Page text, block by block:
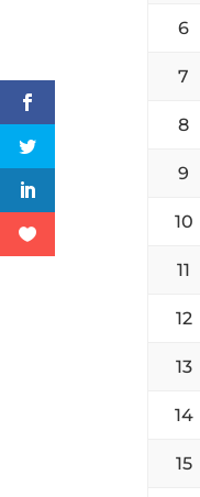
6
7
8
9
10
11
12
13
14
15